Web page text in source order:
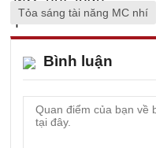
Tỏa sáng tài năng MC nhí
Bình luận